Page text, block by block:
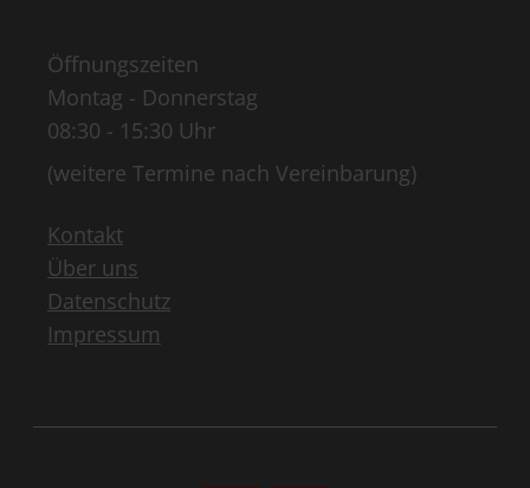
Öffnungszeiten
Montag - Donnerstag
08:30 - 15:30 Uhr
(weitere Termine nach Vereinbarung)
Kontakt
Über uns
Datenschutz
Impressum